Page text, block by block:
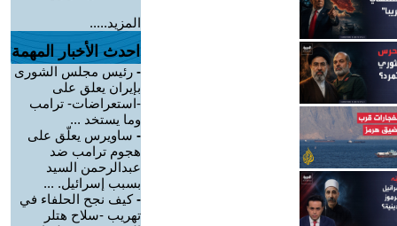
المزيد.....
احدث الأخبار المهمة
- رئيس مجلس الشورى
بإيران يعلق على
-استعراضات- ترامب
وما يستخد ...
- ساويرس يعلّق على
هجوم ترامب ضد
عبدالرحمن السيد
بسبب إسرائيل. ...
-كيف نجح الحلفاء في
تهريب -سلاح هتلر